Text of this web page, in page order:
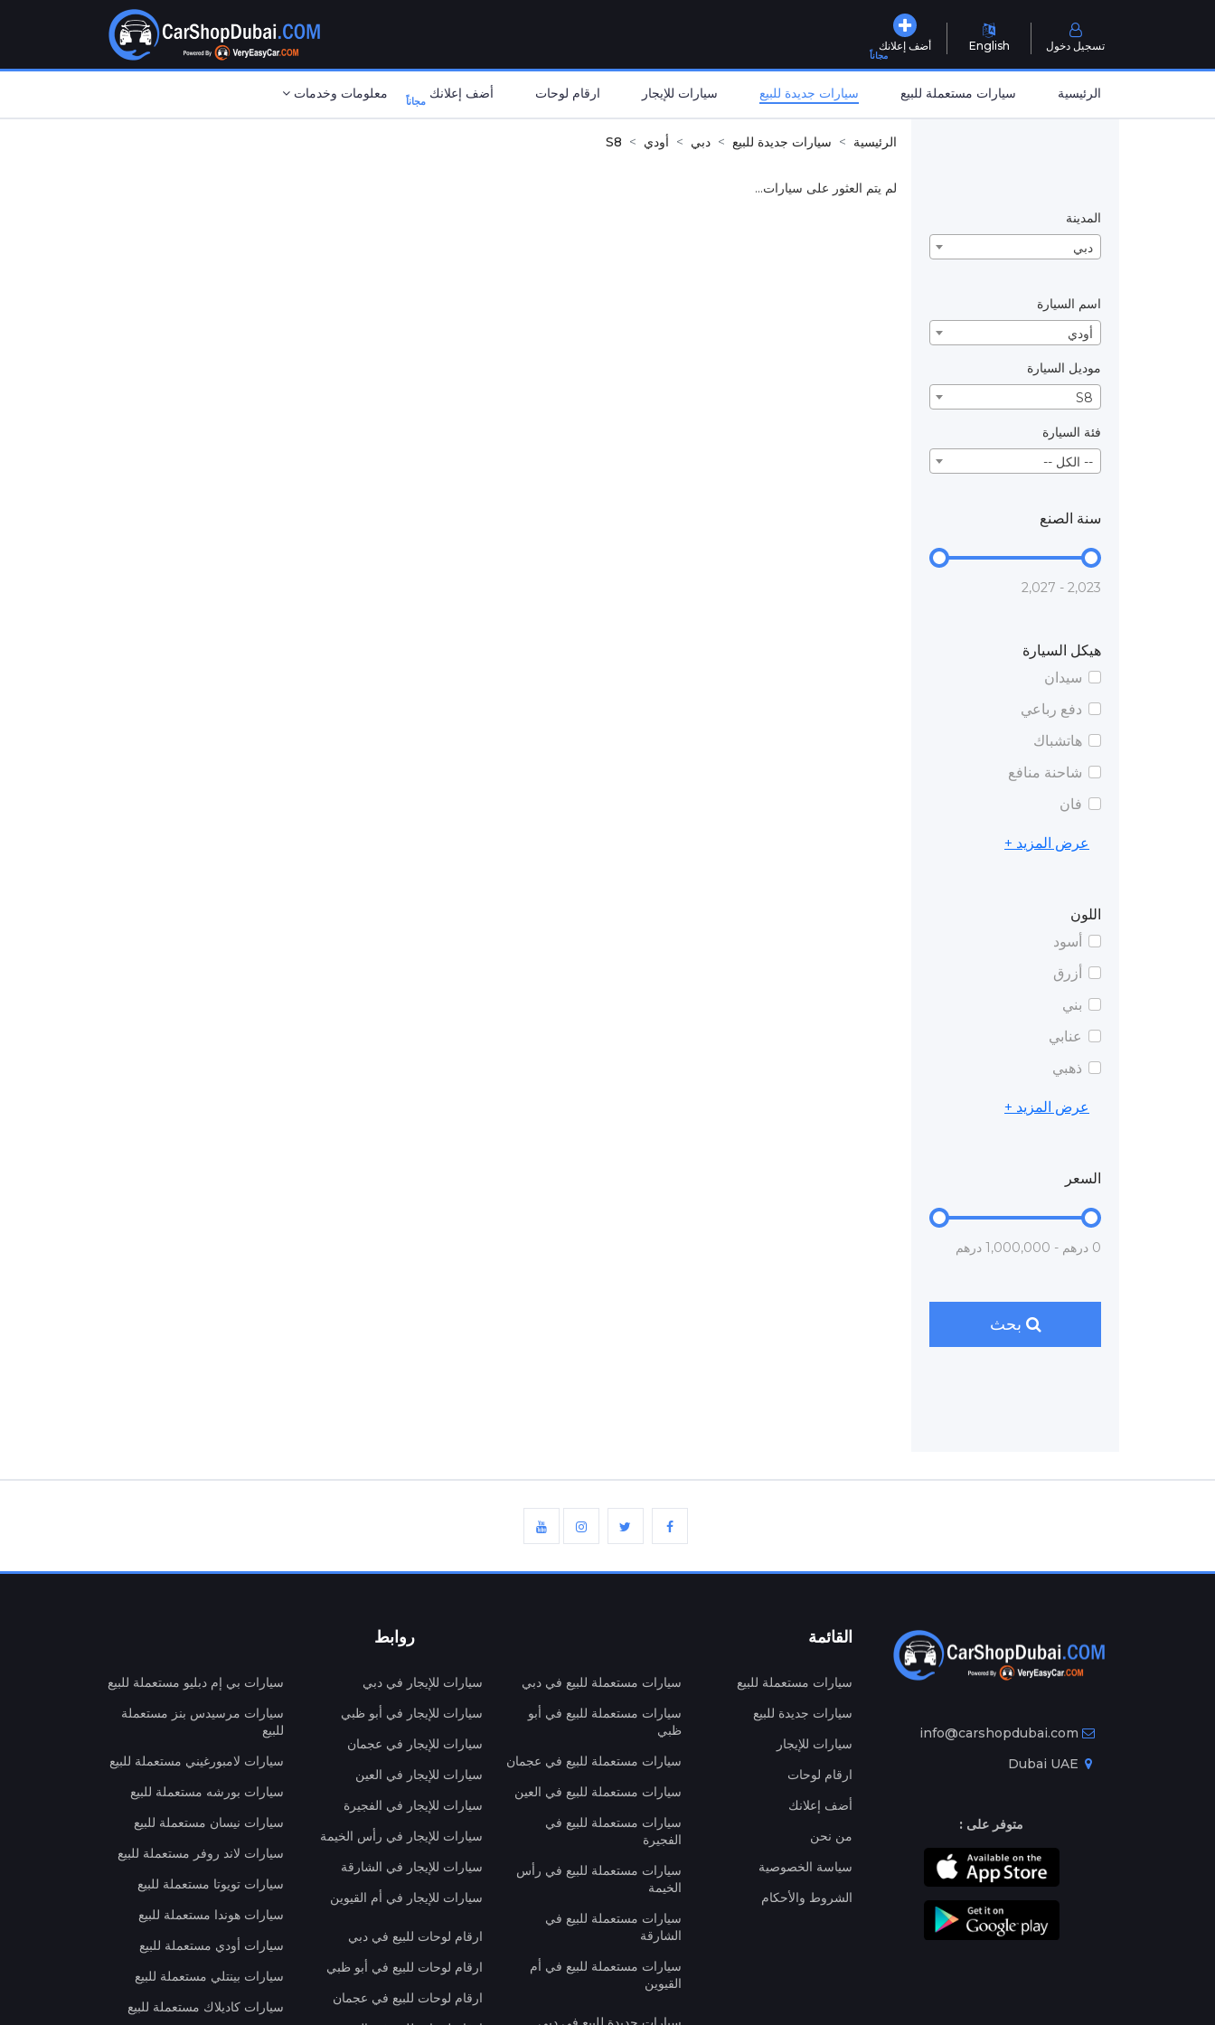
أضف إعلانك
مجاناً
English تسجيل دخول
الرئيسية سيارات مستعملة للبيع سيارات جديدة للبيع سيارات للإيجار ارقام لوحات أضف إعلانك مجاناً معلومات وخدمات
المدينة
دبي
اسم السيارة
أودي
موديل السيارة
S8
فئة السيارة
-- الكل --
سنة الصنع
2,023 - 2,027
هيكل السيارة
سيدان
دفع رباعي
هاتشباك
شاحنة منافع
فان
عرض المزيد +
اللون
أسود
أزرق
بني
عنابي
ذهبي
عرض المزيد +
السعر
0 درهم - 1,000,000 درهم
بحث
الرئيسية سيارات جديدة للبيع دبي أودي S8
لم يتم العثور على سيارات...
info@carshopdubai.com
متوفر على :
القائمة
سيارات مستعملة للبيع
سيارات جديدة للبيع
سيارات للإيجار
ارقام لوحات
أضف إعلانك
من نحن
سياسة الخصوصية
الشروط والأحكام
روابط
سيارات مستعملة للبيع في دبي
سيارات مستعملة للبيع في أبو
ظبي
سيارات مستعملة للبيع في عجمان
سيارات مستعملة للبيع في العين
سيارات مستعملة للبيع في
الفجيرة
سيارات مستعملة للبيع في رأس
الخيمة
سيارات مستعملة للبيع في
الشارقة
سيارات مستعملة للبيع في أم
القيوين
سيارات للإيجار في دبي
سيارات للإيجار في أبو ظبي
سيارات للإيجار في عجمان
سيارات للإيجار في العين
سيارات للإيجار في الفجيرة
سيارات للإيجار في رأس الخيمة
سيارات للإيجار في الشارقة
سيارات للإيجار في أم القيوين
ارقام لوحات للبيع في دبي
ارقام لوحات للبيع في أبو ظبي
ارقام لوحات للبيع في عجمان
سيارات بي إم دبليو مستعملة للبيع
سيارات مرسيدس بنز مستعملة
للبيع
سيارات لامبورغيني مستعملة للبيع
سيارات بورشه مستعملة للبيع
سيارات نيسان مستعملة للبيع
سيارات لاند روفر مستعملة للبيع
سيارات تويوتا مستعملة للبيع
سيارات هوندا مستعملة للبيع
سيارات أودي مستعملة للبيع
سيارات بينتلي مستعملة للبيع
سيارات كاديلاك مستعملة للبيع